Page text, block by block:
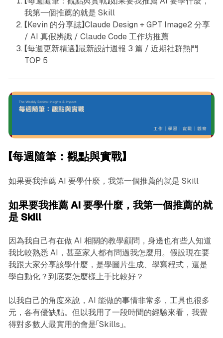
我第一個推薦的就是 Skill
【Kevin 的分享誌】Claude Design + GPT Image2 分享
/ AI 真假辨識 / Claude Code 工作坊推薦
【每週更新精選】最新設計週報 3 篇 / 近期社群熱門
TOP 5
【每週隨筆：觀點與實戰】
如果要我推薦 AI 要學什麼，我第一個推薦的就是 Skill
如果要我推薦 AI 要學什麼，我第一個推薦的就
是 Skill
因為我自己有在做 AI 相關的教學顧問，身邊也有些人知道
我比較熟悉 AI，甚至家人都有問過我怎麼用。假設現在要
我跟大家分享該學什麼，是學圖片生成、學寫程式，還是
學自動化？到底要怎麼樣上手比較好？
以我自己的角度來說，AI 能做的事情非常多，工具也很多
元，各有優缺點。但以我用了一段時間的經驗來看，我覺
得對多數人最實用的會是「Skills」。